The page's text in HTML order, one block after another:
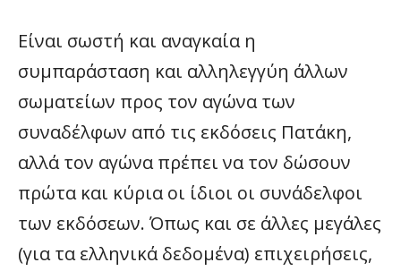
Είναι σωστή και αναγκαία η
συμπαράσταση και αλληλεγγύη άλλων
σωματείων προς τον αγώνα των
συναδέλφων από τις εκδόσεις Πατάκη,
αλλά τον αγώνα πρέπει να τον δώσουν
πρώτα και κύρια οι ίδιοι οι συνάδελφοι
των εκδόσεων. Όπως και σε άλλες μεγάλες
(για τα ελληνικά δεδομένα) επιχειρήσεις,